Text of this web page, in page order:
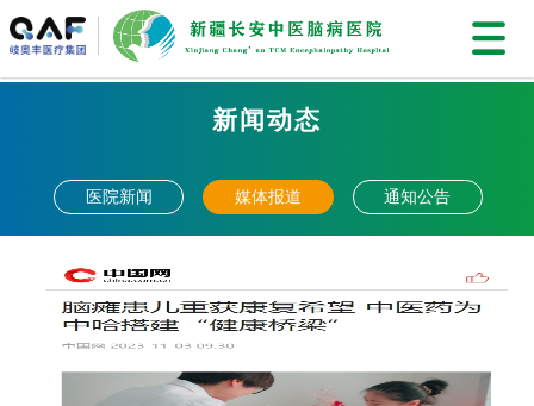
新闻动态
医院新闻 媒体报道 通知公告